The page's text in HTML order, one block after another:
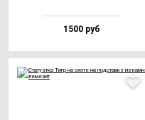
1500 руб